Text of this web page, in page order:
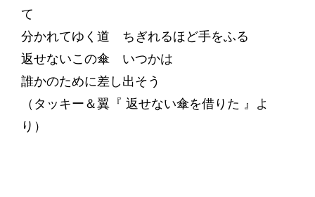
て
分かれてゆく道 ちぎれるほど手をふる
返せないこの傘 いつかは
誰かのために差し出そう
（タッキー＆翼『 返せない傘を借りた 』よ
り）